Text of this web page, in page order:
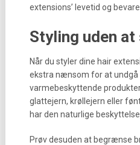
extensions’ levetid og
Styling uden
Når du styler dine hair
ekstra nænsom for at undgå
varmebeskyttende
glattejern, krøllejern eller
har den naturlige
Prøv desuden at begrænse